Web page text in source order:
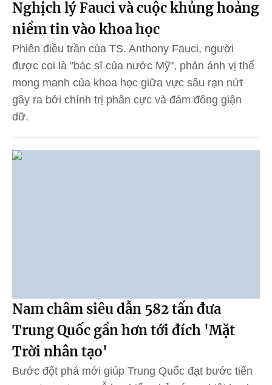
Nghịch lý Fauci và cuộc khủng hoảng
niềm tin vào khoa học
Phiên điều trần của TS. Anthony Fauci, người
được coi là "bác sĩ của nước Mỹ", phản ánh vị thế
mong manh của khoa học giữa vực sâu rạn nứt
gây ra bởi chính trị phân cực và đám đông giận
dữ.
Nam châm siêu dẫn 582 tấn đưa
Trung Quốc gần hơn tới đích 'Mặt
Trời nhân tạo'
Bước đột phá mới giúp Trung Quốc đạt bước tiến